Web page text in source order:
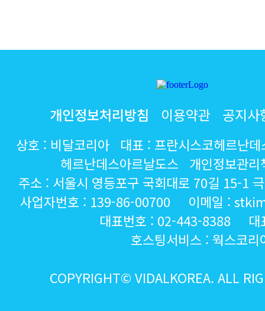
개인정보처리방침 이용약관 공지사
상호 : 비달코리아 대표 : 프란시스코헤르난데
헤르난데스아르날도스 개인정보관리
주소 : 서울시 영등포구 국회대로 70길 15-1
사업자번호 : 139-86-00700 이메일 :
대표번호 : 02-443-8388 대
호스팅서비스 : 웍스코리
COPYRIGHT© VIDALKOREA. ALL